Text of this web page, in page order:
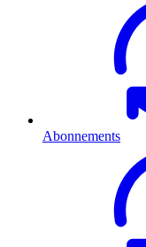
Abonnements